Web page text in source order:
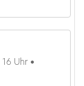
16 Uhr